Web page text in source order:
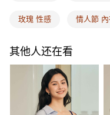
請留意繳費期限為 14 天。唯
繳費期限，為商家向您請款的
出。使用AFTEE下訂可以延
夠在期限內收到商品(例如:預
商品與否，仍需要請您在
二、付款限制
付款後全家取貨
7-11取付
每笔NT$100，满
付款後7-11取貨
每笔NT$100，满
玫瑰 性感 情人節
其他人还在看